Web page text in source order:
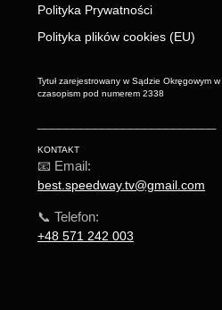
Polityka Prywatności
Polityka plików cookies (EU)
Tytuł zarejestrowany w Sądzie Okręgowym
czasopism pod numerem 2338
KONTAKT
📧 Email:
best.speedway.tv@gmail.com
📞 Telefon:
+48 571 242 003